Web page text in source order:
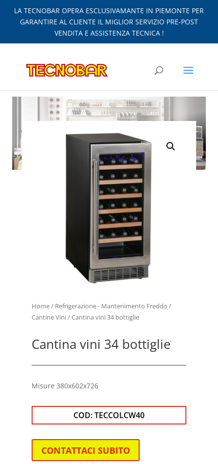
LA TECNOBAR OPERA ESCLUSIVAMANTE IN PIEMONTE PER
GARANTIRE AL CLIENTE IL MIGLIOR SERVIZIO PRE-POST
VENDITA E ASSISTENZA TECNICA !
Home/ Refrigerazione - Mantenimento Freddo /
Cantine Vini/ Cantina vini 34 bottiglie
Cantina vini 34 bottiglie
Misure 380x602x726
COD:TECCOLCW40
CONTATTACI SUBITO